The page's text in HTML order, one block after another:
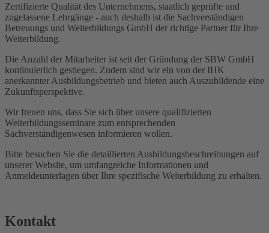
Zertifizierte Qualität des Unternehmens, staatlich geprüfte und
zugelassene Lehrgänge - auch deshalb ist die Sachverständigen
Betreuungs und Weiterbildungs GmbH der richtige Partner für Ihre
Weiterbildung.
Die Anzahl der Mitarbeiter ist seit der Gründung der SBW GmbH
kontinuierlich gestiegen. Zudem sind wir ein von der IHK
anerkannter Ausbildungsbetrieb und bieten auch Auszubildende eine
Zukunftsperspektive.
Wir freuen uns, dass Sie sich über unsere qualifizierten
Weiterbildungsseminare zum entsprechenden
Sachverständigenwesen informieren wollen.
Bitte besuchen Sie die detaillierten Ausbildungsbeschreibungen auf
unserer Website, um umfangreiche Informationen und
Anmeldeunterlagen über Ihre spezifische Weiterbildung zu erhalten.
Kontakt